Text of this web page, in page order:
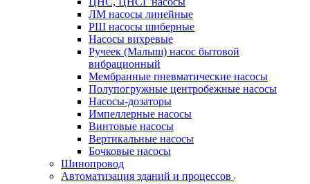
ЛМ насосы линейные
РШ насосы шиберные
Насосы вихревые
Ручеек (Малыш) насос бытовой
вибрационный
Мембранные пневматические насосы
Полупогружные центробежные насосы
Насосы-дозаторы
Импеллерные насосы
Винтовые насосы
Вертикальные насосы
Бочковые насосы
Шинопровод
Автоматизация зданий и процессов